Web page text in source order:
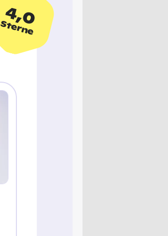
4,0
Sterne